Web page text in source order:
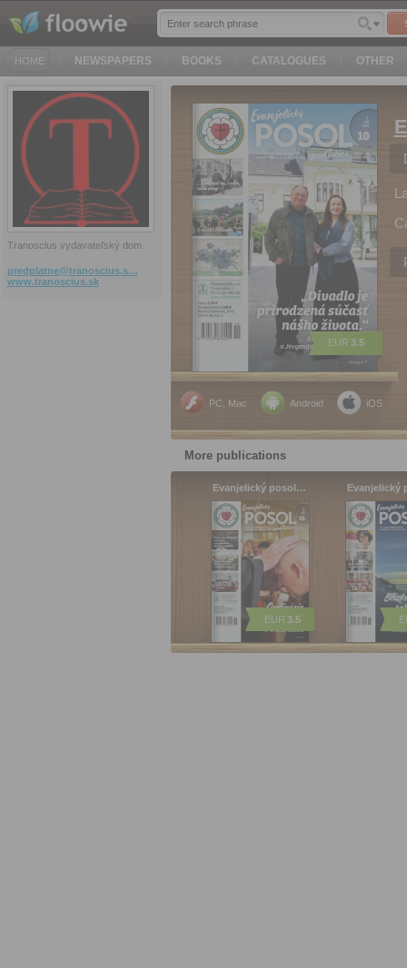
HOME NEWSPAPERS BOOKS CATALOGUES OTHER
Tranoscius vydavateľský dom.
predplatne@tranoscius.s…
www.tranoscius.sk
PC, Mac Android iOS
EUR 3.5
More publications
Evanjelický posol…
EUR 3.5
Evanjelický